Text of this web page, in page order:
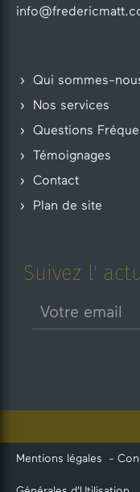
Qui sommes-
Nos services
Questions
Témoignages
Contact
Plan de site
Suivez l'
Mentions légales -